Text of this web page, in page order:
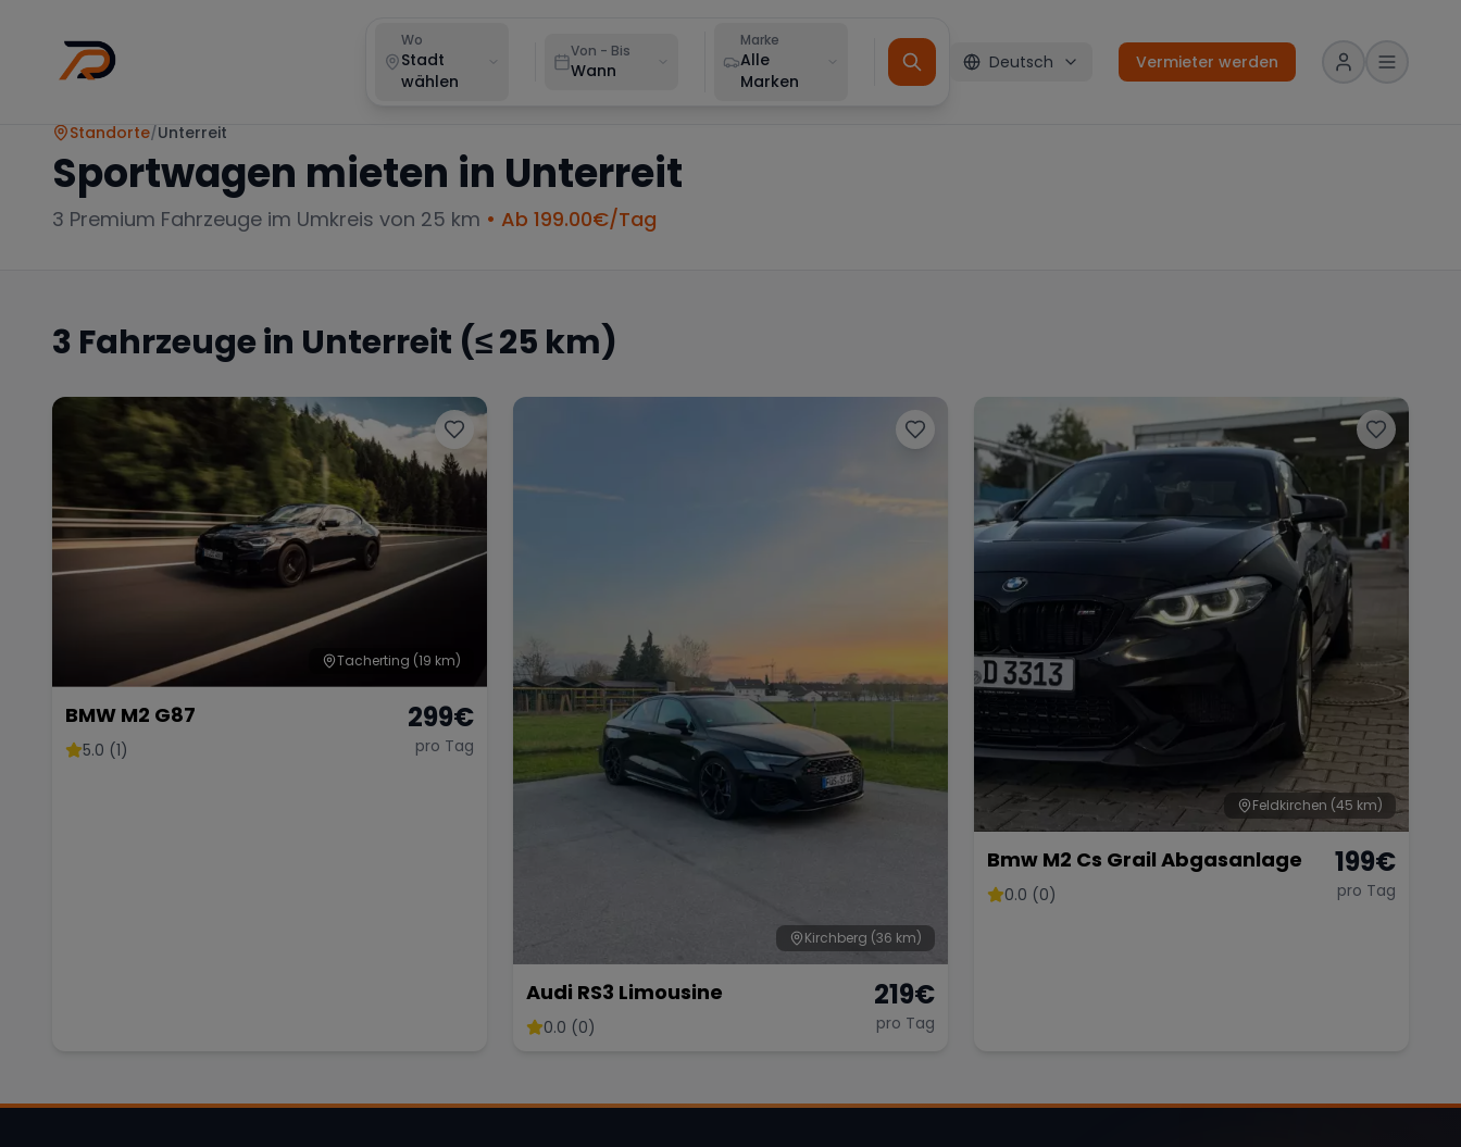
Wo
Stadt
wählen
Von - Bis
Wann
Marke
Alle
Marken
Deutsch Vermieter werden
Standorte/Unterreit
Sportwagen mieten in Unterreit
3 Premium Fahrzeuge im Umkreis von 25 km • Ab 199.00€/Tag
3 Fahrzeuge in Unterreit (≤ 25 km)
Tacherting (19 km)
BMW M2 G87
5.0 (1)
299€
pro Tag
Kirchberg (36 km)
Audi RS3 Limousine
0.0 (0)
219€
pro Tag
Feldkirchen (45 km)
Bmw M2 Cs Grail Abgasanlage
0.0 (0)
199€
pro Tag